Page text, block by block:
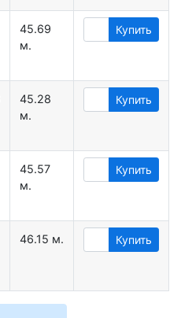
45.69
м.
Купить
45.28
м.
Купить
45.57
м.
Купить
46.15 м. Купить